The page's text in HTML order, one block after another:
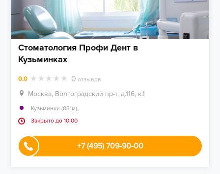
Стоматология Профи Дент в
Кузьминках
0.0 0 отзывов
Москва, Волгоградский пр-т, д.116, к.1
Кузьминки (831м),
Закрыто до 10:00
+7 (495) 709-90-00